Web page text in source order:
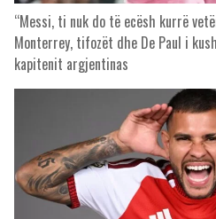
“Messi, ti nuk do të ecësh kurrë
Monterrey, tifozët dhe De Paul i
kapitenit argjentinas